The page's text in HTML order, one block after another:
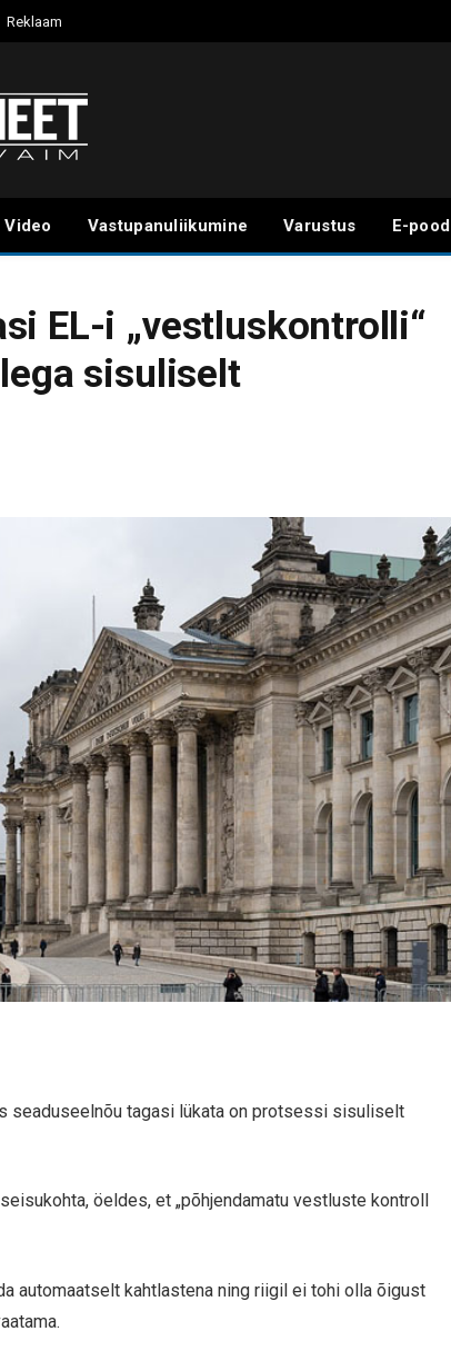
Reklaam
Video Vastupanuliikumine Varustus E-pood
EL-i „vestluskontrolli“
sisuliselt
seaduseelnõu tagasi lükata on protsessi sisuliselt
öeldes, et „põhjendamatu vestluste kontroll
automaatselt kahtlastena ning riigil ei tohi olla õigust